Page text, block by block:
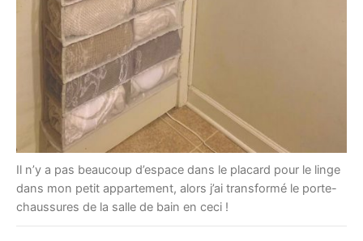
Il n’y a pas beaucoup d’espace dans le placard pour le linge
dans mon petit appartement, alors j’ai transformé le porte-
chaussures de la salle de bain en ceci !